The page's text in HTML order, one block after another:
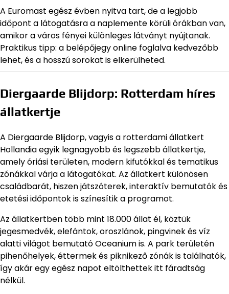
A Euromast egész évben nyitva tart, de a legjobb
időpont a látogatásra a naplemente körüli órákban van,
amikor a város fényei különleges látványt nyújtanak.
Praktikus tipp: a belépőjegy online foglalva kedvezőbb
lehet, és a hosszú sorokat is elkerülheted.
Diergaarde Blijdorp: Rotterdam híres
állatkertje
A Diergaarde Blijdorp, vagyis a rotterdami állatkert
Hollandia egyik legnagyobb és legszebb állatkertje,
amely óriási területen, modern kifutókkal és tematikus
zónákkal várja a látogatókat. Az állatkert különösen
családbarát, hiszen játszóterek, interaktív bemutatók és
etetési időpontok is színesítik a programot.
Az állatkertben több mint 18.000 állat él, köztük
jegesmedvék, elefántok, oroszlánok, pingvinek és víz
alatti világot bemutató Oceanium is. A park területén
pihenőhelyek, éttermek és piknikező zónák is találhatók,
így akár egy egész napot eltölthettek itt fáradtság
nélkül.